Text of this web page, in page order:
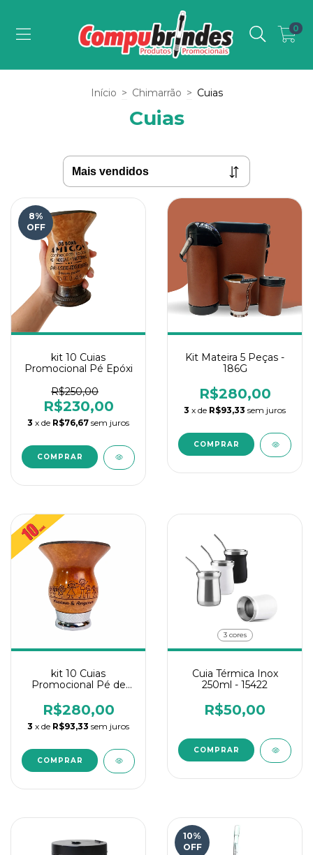
0
Início > Chimarrão > Cuias
Cuias
8%
OFF
kit 10 Cuias
Promocional Pé Epóxi
R$250,00
R$230,00
3 x de R$76,67 sem juros
Kit Mateira 5 Peças -
186G
R$280,00
3 x de R$93,33 sem juros
COMPRAR
kit 10 Cuias
Promocional Pé de
R$280,00
3 x de R$93,33 sem juros
3 cores
Cuia Térmica Inox
250ml - 15422
R$50,00
COMPRAR
10%
OFF